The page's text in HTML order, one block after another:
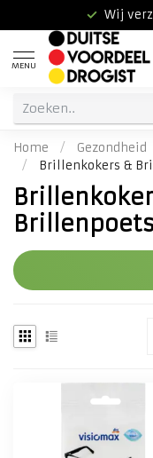
Wij
MENU
Home / Gezondheid
/
Brillenkokers &